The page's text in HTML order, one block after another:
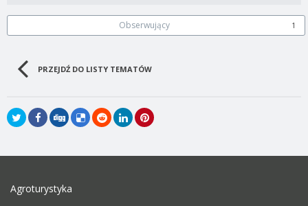
Obserwujący 1
PRZEJDŹ DO LISTY TEMATÓW
Agroturystyka